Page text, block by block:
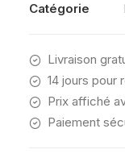
Catégorie
Livraison
14 jours pour
Prix affiché
Paiement